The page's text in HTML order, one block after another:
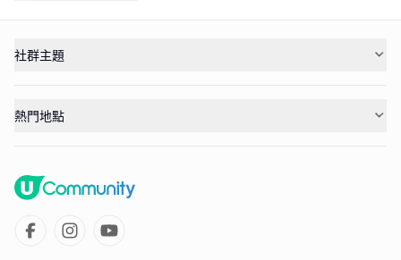
社群主題
熱門地點